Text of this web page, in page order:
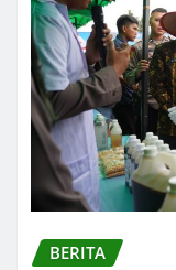
BERITA